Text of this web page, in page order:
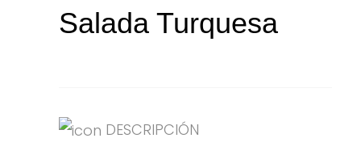
Salada Turquesa
DESCRIPCIÓN